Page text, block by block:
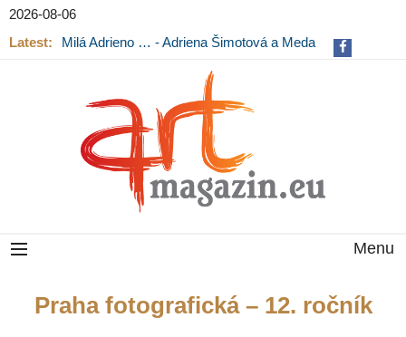
2026-08-06
Latest:
Milá Adrieno … - Adriena Šimotová a Meda
Menu
Praha fotografická – 12. ročník